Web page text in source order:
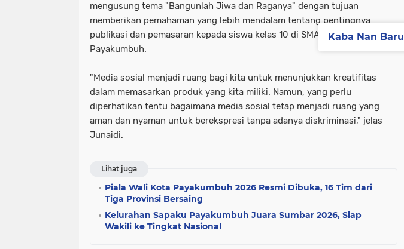
mengusung tema "Bangunlah Jiwa dan Raganya" dengan tujuan
memberikan pemahaman yang lebih mendalam tentang pentingnya
publikasi dan pemasaran kepada siswa kelas 10 di SMAN 5 Kota
Payakumbuh.
"Media sosial menjadi ruang bagi kita untuk menunjukkan kreatifitas
dalam memasarkan produk yang kita miliki. Namun, yang perlu
diperhatikan tentu bagaimana media sosial tetap menjadi ruang yang
aman dan nyaman untuk berekspresi tanpa adanya diskriminasi," jelas
Junaidi.
Lihat juga
Piala Wali Kota Payakumbuh 2026 Resmi Dibuka, 16 Tim dari
Tiga Provinsi Bersaing
Kelurahan Sapaku Payakumbuh Juara Sumbar 2026, Siap
Wakili ke Tingkat Nasional
Kaba Nan Baru